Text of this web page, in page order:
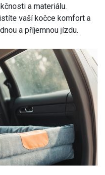
a materiálu.
vaší kočce komfort a
a příjemnou jízdu.